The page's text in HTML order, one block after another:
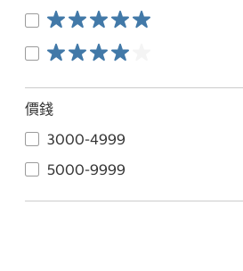
價錢
3000-4999
5000-9999